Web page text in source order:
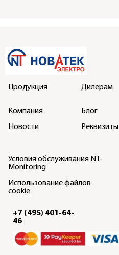
Продукция Дилерам
Компания
Блог
Новости
Реквизиты
Условия обслуживания NT-
Monitoring
Использование файлов
cookie
+7 (495) 401-64-
46